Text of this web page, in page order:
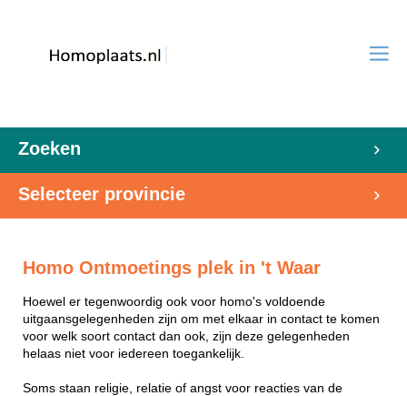
Zoeken
Selecteer provincie
Homo Ontmoetings plek in 't Waar
Hoewel er tegenwoordig ook voor homo's voldoende
uitgaansgelegenheden zijn om met elkaar in contact te komen
voor welk soort contact dan ook, zijn deze gelegenheden
helaas niet voor iedereen toegankelijk.
Soms staan religie, relatie of angst voor reacties van de